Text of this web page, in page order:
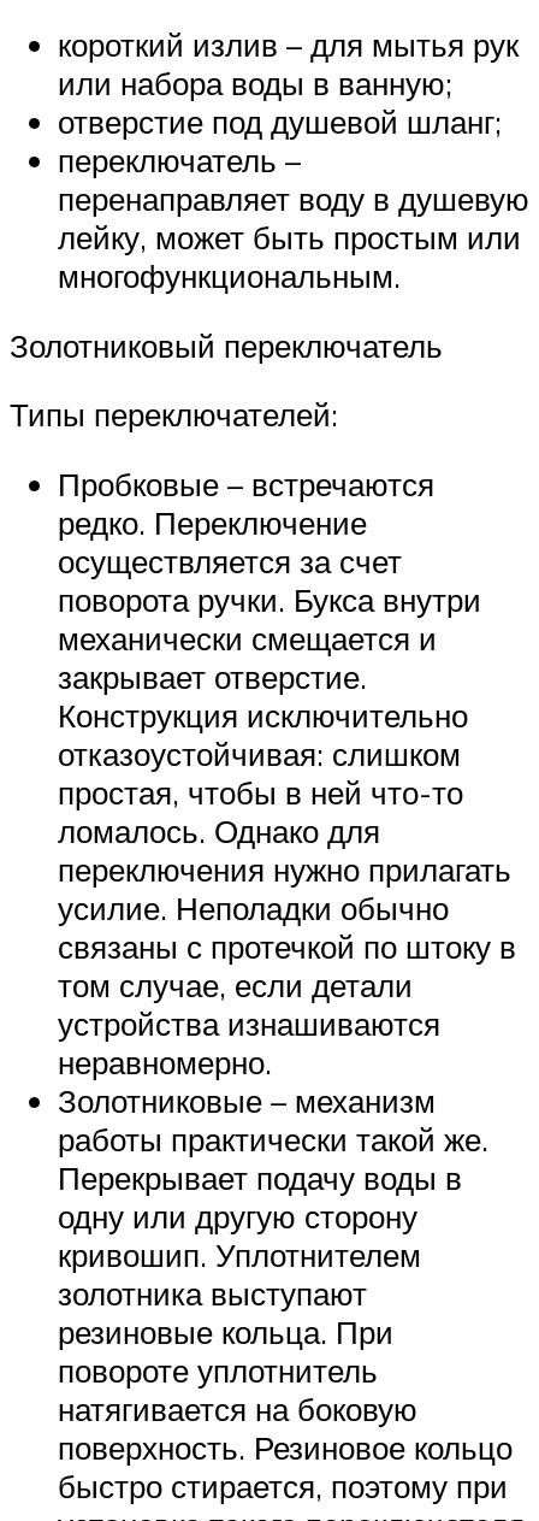
короткий излив – для мытья рук
или набора воды в ванную;
отверстие под душевой шланг;
переключатель –
перенаправляет воду в душевую
лейку, может быть простым или
многофункциональным.
Золотниковый переключатель
Типы переключателей:
Пробковые – встречаются
редко. Переключение
осуществляется за счет
поворота ручки. Букса внутри
механически смещается и
закрывает отверстие.
Конструкция исключительно
отказоустойчивая: слишком
простая, чтобы в ней что-то
ломалось. Однако для
переключения нужно прилагать
усилие. Неполадки обычно
связаны с протечкой по штоку в
том случае, если детали
устройства изнашиваются
неравномерно.
Золотниковые – механизм
работы практически такой же.
Перекрывает подачу воды в
одну или другую сторону
кривошип. Уплотнителем
золотника выступают
резиновые кольца. При
повороте уплотнитель
натягивается на боковую
поверхность. Резиновое кольцо
быстро стирается, поэтому при